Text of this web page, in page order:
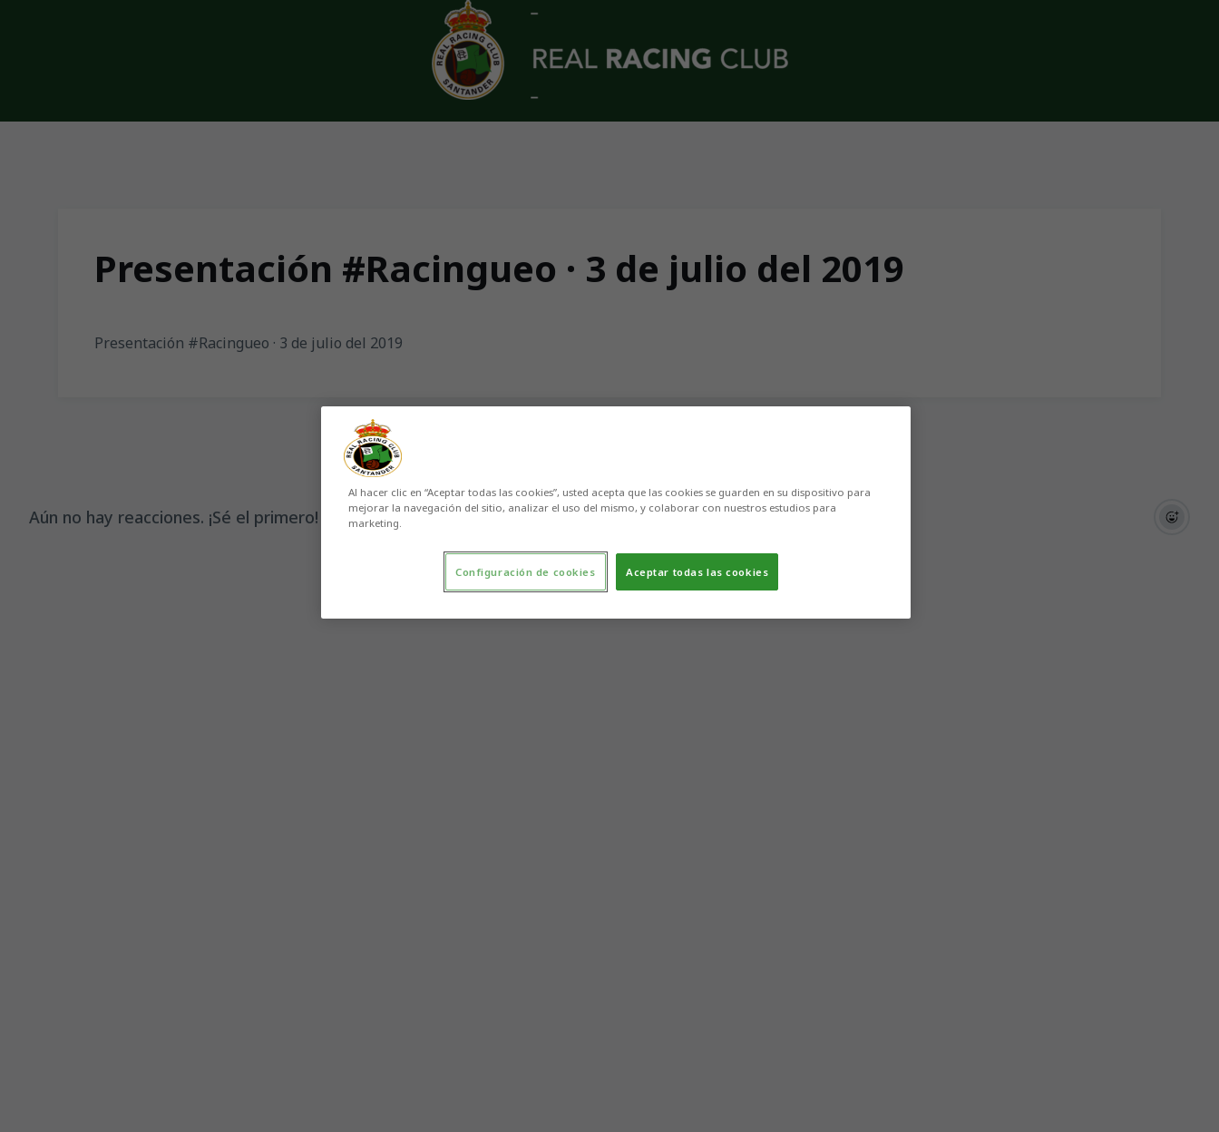
Skip to main content
Presentación #Racingueo · 3 de julio del 2019
Presentación #Racingueo · 3 de julio del 2019
Aún no hay reacciones. ¡Sé el primero!
Al hacer clic en “Aceptar todas las cookies”, usted acepta que las cookies se guarden en su dispositivo para
mejorar la navegación del sitio, analizar el uso del mismo, y colaborar con nuestros estudios para
marketing.
Aceptar todas las cookies
Configuración de cookies